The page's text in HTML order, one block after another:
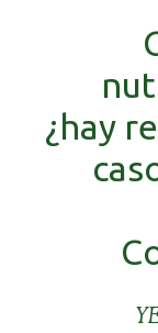
¿hay